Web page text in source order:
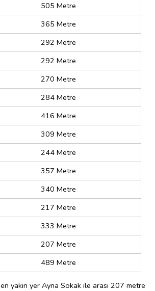
505 Metre
365 Metre
292 Metre
292 Metre
270 Metre
284 Metre
416 Metre
309 Metre
244 Metre
357 Metre
340 Metre
217 Metre
333 Metre
207 Metre
489 Metre
en yakın yer Ayna Sokak ile arası 207 metre